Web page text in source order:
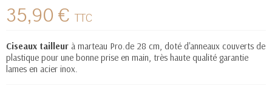
35,90 € TTC
Ciseaux tailleur à marteau Pro.de 28 cm, doté d'anneaux couverts de
plastique pour une bonne prise en main, très haute qualité garantie
lames en acier inox.